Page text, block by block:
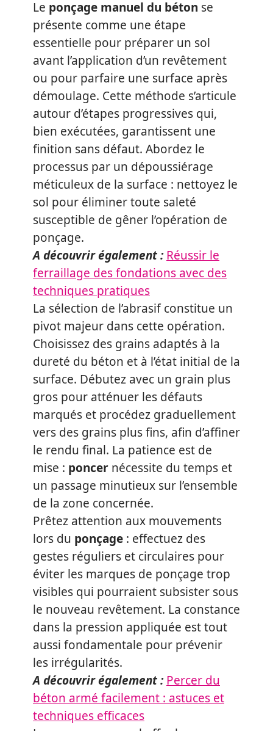
Le ponçage manuel du béton se
présente comme une étape
essentielle pour préparer un sol
avant l’application d’un revêtement
ou pour parfaire une surface après
démoulage. Cette méthode s’articule
autour d’étapes progressives qui,
bien exécutées, garantissent une
finition sans défaut. Abordez le
processus par un dépoussiérage
méticuleux de la surface : nettoyez le
sol pour éliminer toute saleté
susceptible de gêner l’opération de
ponçage.
A découvrir également : Réussir le
ferraillage des fondations avec des
techniques pratiques
La sélection de l’abrasif constitue un
pivot majeur dans cette opération.
Choisissez des grains adaptés à la
dureté du béton et à l’état initial de la
surface. Débutez avec un grain plus
gros pour atténuer les défauts
marqués et procédez graduellement
vers des grains plus fins, afin d’affiner
le rendu final. La patience est de
mise : poncer nécessite du temps et
un passage minutieux sur l’ensemble
de la zone concernée.
Prêtez attention aux mouvements
lors du ponçage : effectuez des
gestes réguliers et circulaires pour
éviter les marques de ponçage trop
visibles qui pourraient subsister sous
le nouveau revêtement. La constance
dans la pression appliquée est tout
aussi fondamentale pour prévenir
les irrégularités.
A découvrir également : Percer du
béton armé facilement : astuces et
techniques efficaces